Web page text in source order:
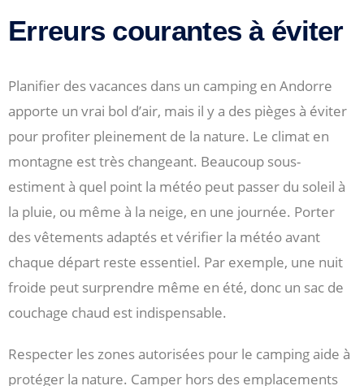
Erreurs courantes à éviter
Planifier des vacances dans un camping en Andorre
apporte un vrai bol d’air, mais il y a des pièges à éviter
pour profiter pleinement de la nature. Le climat en
montagne est très changeant. Beaucoup sous-
estiment à quel point la météo peut passer du soleil à
la pluie, ou même à la neige, en une journée. Porter
des vêtements adaptés et vérifier la météo avant
chaque départ reste essentiel. Par exemple, une nuit
froide peut surprendre même en été, donc un sac de
couchage chaud est indispensable.
Respecter les zones autorisées pour le camping aide à
protéger la nature. Camper hors des emplacements